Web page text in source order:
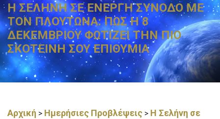
Η ΣΕΛΗΝΗ ΣΕ ΕΝΕΡΓΗ ΣΥΝΟΔΟ ΜΕ
ΤΟΝ ΠΛΟΥΤΩΝΑ: ΠΩΣ Η 8
ΔΕΚΕΜΒΡΙΟΥ ΦΩΤΙΖΕΙ ΤΗΝ ΠΙΟ
ΣΚΟΤΕΙΝΗ ΣΟΥ ΕΠΙΘΥΜΙΑ
Αρχική > Ημερήσιες Προβλέψεις > Η Σελήνη σε